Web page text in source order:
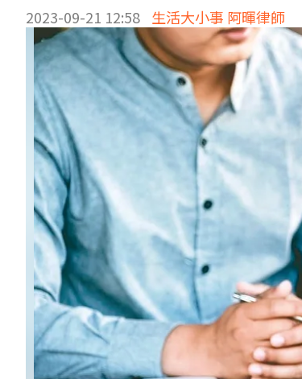
2023-09-21 12:58 生活大小事 阿暉律師